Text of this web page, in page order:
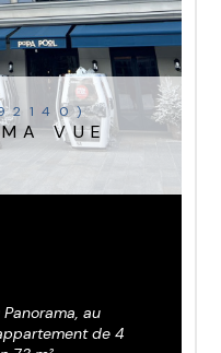
VUE
au
de 4